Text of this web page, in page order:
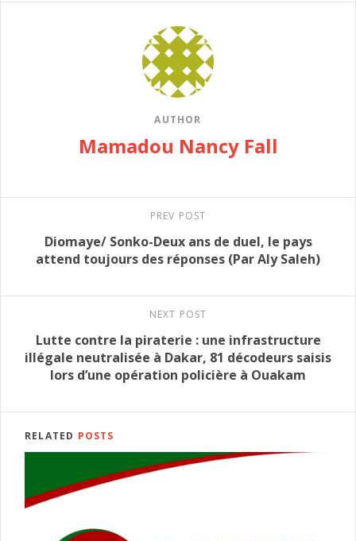
AUTHOR
Mamadou Nancy Fall
PREV POST
Diomaye/ Sonko-Deux ans de duel, le pays
attend toujours des réponses (Par Aly Saleh)
NEXT POST
Lutte contre la piraterie : une infrastructure
illégale neutralisée à Dakar, 81 décodeurs saisis
lors d’une opération policière à Ouakam
RELATED POSTS